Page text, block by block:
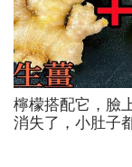
檸檬搭配它，臉
消失了，小肚子